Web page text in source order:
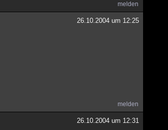
melden
26.10.2004 um 12:25
melden
26.10.2004 um 12:31